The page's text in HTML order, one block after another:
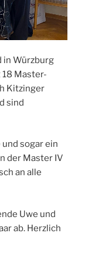
in Würzburg
Master-
Kitzinger
sind
sogar ein
der Master IV
an alle
Uwe und
ab. Herzlich